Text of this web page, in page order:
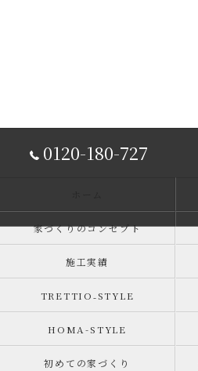
0120-180-727
家づくりのコンセプト
施工実績
TRETTIO₋STYLE
HOMA-STYLE
初めての家づくり